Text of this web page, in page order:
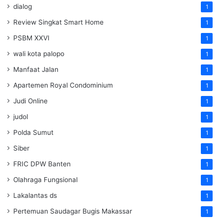
dialog 1
Review Singkat Smart Home 1
PSBM XXVI 1
wali kota palopo 1
Manfaat Jalan 1
Apartemen Royal Condominium 1
Judi Online 1
judol 1
Polda Sumut 1
Siber 1
FRIC DPW Banten 1
Olahraga Fungsional 1
Lakalantas ds 1
Pertemuan Saudagar Bugis Makassar 1